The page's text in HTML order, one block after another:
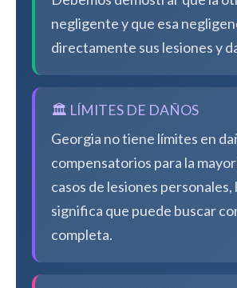
negligente y que esa
directamente sus lesiones y
🏛️ LÍMITES DE DAÑOS
Georgia no tiene límites en
compensatorios para la
casos de lesiones personales,
significa que puede buscar
completa.